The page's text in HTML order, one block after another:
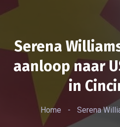
Serena
aanloop naar
in
Home - Serena